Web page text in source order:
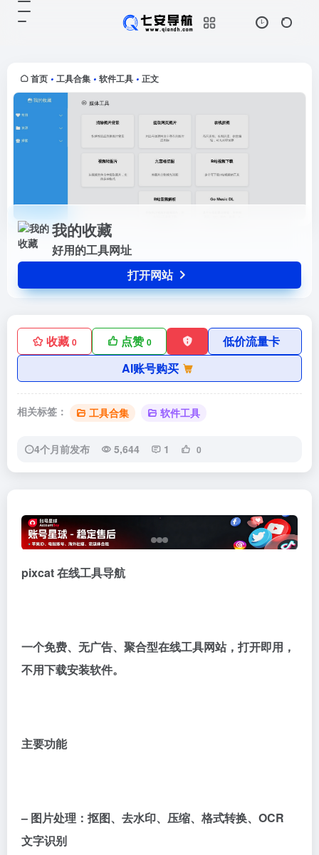
首页 • 工具合集 • 软件工具 • 正文
我的收藏
好用的工具网址
打开网站
收藏 0 点赞0
低价流量卡
AI账号购买
相关标签： 工具合集 软件工具
4个月前发布 5,644 1 0
pixcat 在线工具导航
一个免费、无广告、聚合型在线工具网站，打开即用，
不用下载安装软件。
主要功能
– 图片处理：抠图、去水印、压缩、格式转换、OCR
文字识别